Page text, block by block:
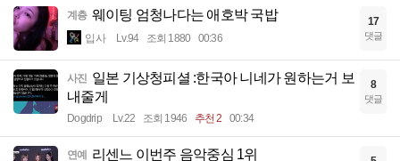
계층 웨이팅 엄청나다는 애호박 국밥
입사 Lv.94 조회 1880 00:36
17
댓글
사진 일본 기상청피셜 :한국아 니네가 원하는거 보
내줄게
Dogdrip Lv.22 조회 1946 추천 2 00:34
8
댓글
연예 리센느 이번주 음악중심 1위